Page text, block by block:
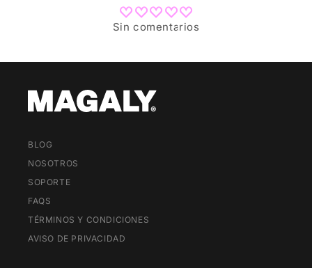
Sin comentarios
BLOG
NOSOTROS
SOPORTE
FAQS
TÉRMINOS Y CONDICIONES
AVISO DE PRIVACIDAD